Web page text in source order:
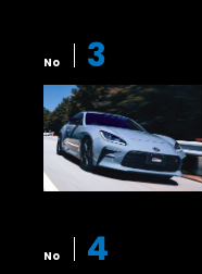
No 3
No 4